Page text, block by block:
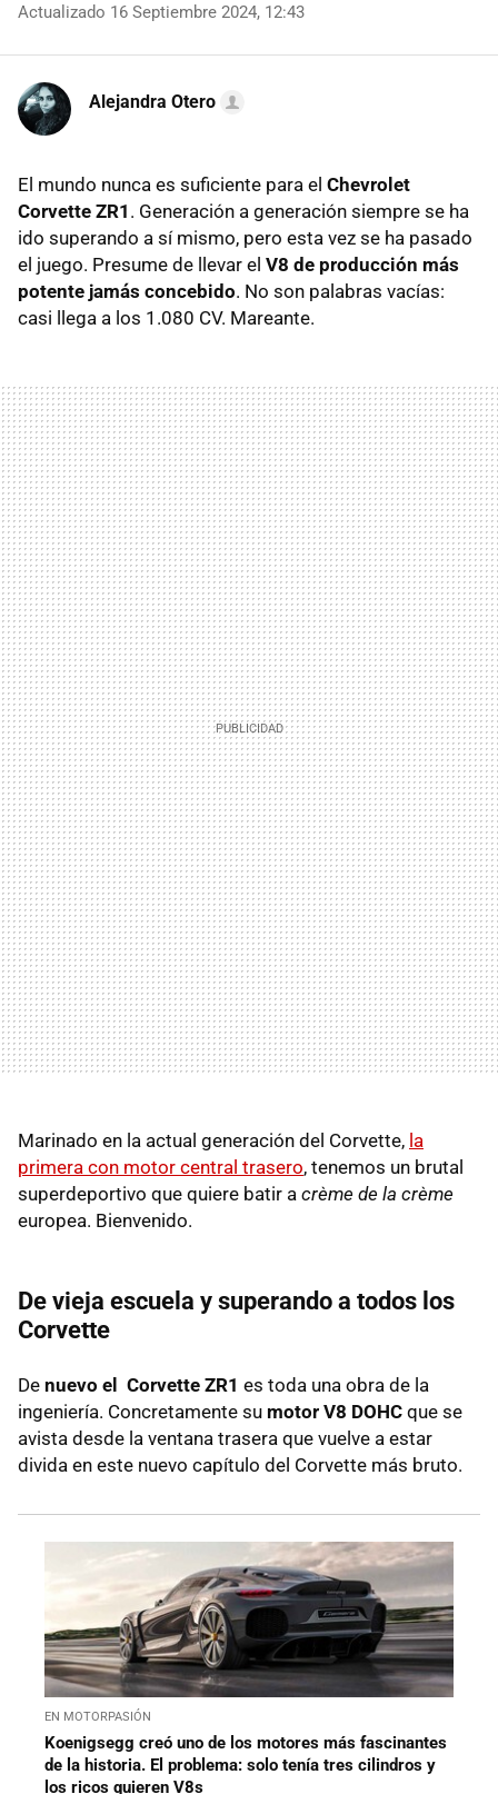
Actualizado 16 Septiembre 2024, 12:43
Alejandra Otero
El mundo nunca es suficiente para el Chevrolet
Corvette ZR1 . Generación a generación siempre se ha
ido superando a sí mismo, pero esta vez se ha pasado
el juego. Presume de llevar el V8 de producción más
potente jamás concebido. No son palabras vacías:
casi llega a los 1.080 CV. Mareante.
Marinado en la actual generación del Corvette, la
primera con motor central trasero, tenemos un brutal
superdeportivo que quiere batir a crème de la crème
europea. Bienvenido.
De vieja escuela y superando a todos los
Corvette
De nuevo el Corvette ZR1 es toda una obra de la
ingeniería. Concretamente su motor V8 DOHC que se
avista desde la ventana trasera que vuelve a estar
divida en este nuevo capítulo del Corvette más bruto.
EN MOTORPASIÓN
Koenigsegg creó uno de los motores más fascinantes
de la historia. El problema: solo tenía tres cilindros y
los ricos quieren V8s